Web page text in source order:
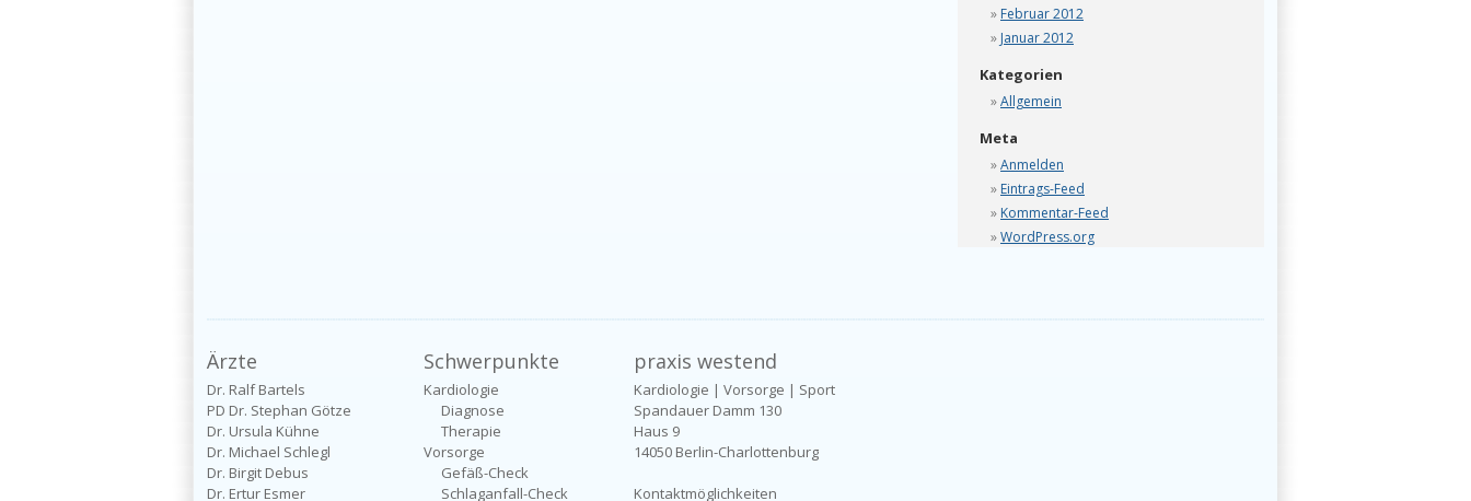
Februar 2012
Januar 2012
Kategorien
Allgemein
Meta
Anmelden
Eintrags-Feed
Kommentar-Feed
WordPress.org
Ärzte
Dr. Ralf Bartels
PD Dr. Stephan Götze
Dr. Ursula Kühne
Dr. Michael Schlegl
Dr. Birgit Debus
Dr. Ertur Esmer
Schwerpunkte
Kardiologie
Diagnose
Therapie
Vorsorge
Gefäß-Check
Schlaganfall-Check
praxis westend
Kardiologie | Vorsorge | Sport
Spandauer Damm 130
Haus 9
14050 Berlin-Charlottenburg
Kontaktmöglichkeiten